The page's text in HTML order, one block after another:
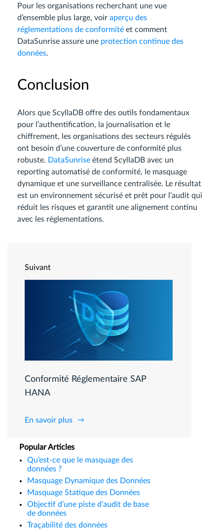
Pour les organisations recherchant une vue
d’ensemble plus large, voir aperçu des
réglementations de conformité et comment
DataSunrise assure une protection continue des
données.
Conclusion
Alors que ScyllaDB offre des outils fondamentaux
pour l’authentification, la journalisation et le
chiffrement, les organisations des secteurs régulés
ont besoin d’une couverture de conformité plus
robuste. DataSunrise étend ScyllaDB avec un
reporting automatisé de conformité, le masquage
dynamique et une surveillance centralisée. Le résultat
est un environnement sécurisé et prêt pour l’audit qui
réduit les risques et garantit une alignement continu
avec les réglementations.
Suivant
Conformité Réglementaire SAP
HANA
En savoir plus
Popular Articles
Qu’est-ce que le masquage des
données ?
Masquage Dynamique des Données
Masquage Statique des Données
Objectif d’une piste d’audit de base
de données
Traçabilité des données